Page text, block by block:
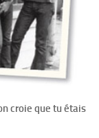
croie que tu étais